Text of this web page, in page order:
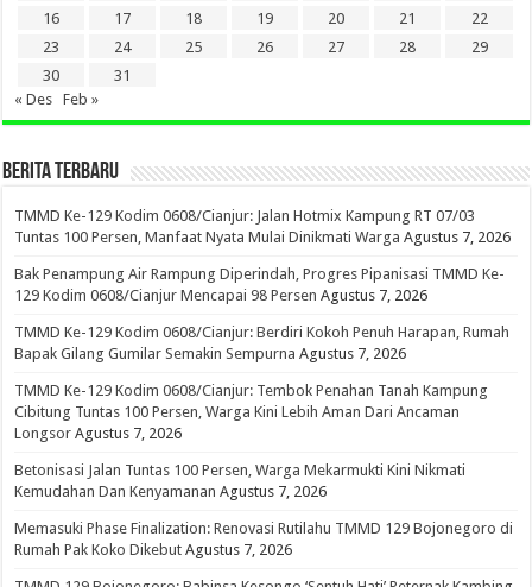
16
17 18 19 20 21
22
23
24 25 26 27 28
29
30
31
« Des
Feb »
BERITA TERBARU
TMMD Ke-129 Kodim 0608/Cianjur: Jalan Hotmix Kampung RT 07/03
Tuntas 100 Persen, Manfaat Nyata Mulai Dinikmati Warga Agustus 7, 2026
Bak Penampung Air Rampung Diperindah, Progres Pipanisasi TMMD Ke-
129 Kodim 0608/Cianjur Mencapai 98 Persen Agustus 7, 2026
TMMD Ke-129 Kodim 0608/Cianjur: Berdiri Kokoh Penuh Harapan, Rumah
Bapak Gilang Gumilar Semakin Sempurna Agustus 7, 2026
TMMD Ke-129 Kodim 0608/Cianjur: Tembok Penahan Tanah Kampung
Cibitung Tuntas 100 Persen, Warga Kini Lebih Aman Dari Ancaman
Longsor Agustus 7, 2026
Betonisasi Jalan Tuntas 100 Persen, Warga Mekarmukti Kini Nikmati
Kemudahan Dan Kenyamanan Agustus 7, 2026
Memasuki Phase Finalization: Renovasi Rutilahu TMMD 129 Bojonegoro di
Rumah Pak Koko Dikebut Agustus 7, 2026